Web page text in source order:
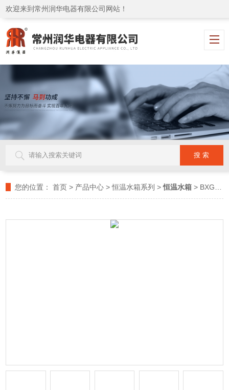
欢迎来到常州润华电器有限公司网站！
您的位置： 首页 > 产品中心 >恒温水箱系列 >恒温水箱 > BXG-ZNSX500恒温水箱